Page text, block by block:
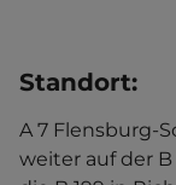
Standort:
A 7 Flensburg-
weiter auf der